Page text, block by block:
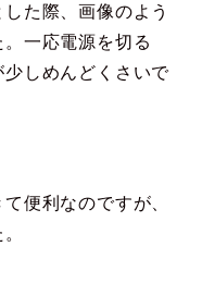
た際、画像のよう
一応電源を切る
しめんどくさいで
便利なのですが、